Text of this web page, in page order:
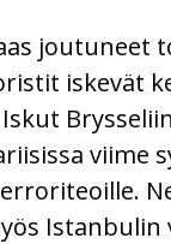
joutuneet
iskevät
viime
Istanbulin